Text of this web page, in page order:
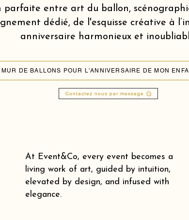
parfaite entre art du ballon,
dédié, de l'esquisse créative à
anniversaire harmonieux et
Contactez nous par message
At Event&Co, every event becomes a
living work of art, guided by intuition,
elevated by design, and infused with
elegance.